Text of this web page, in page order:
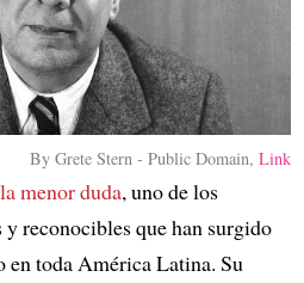
By Grete Stern - Public Domain,Link
menor duda, uno de los
reconocibles que han surgido
en toda América Latina. Su